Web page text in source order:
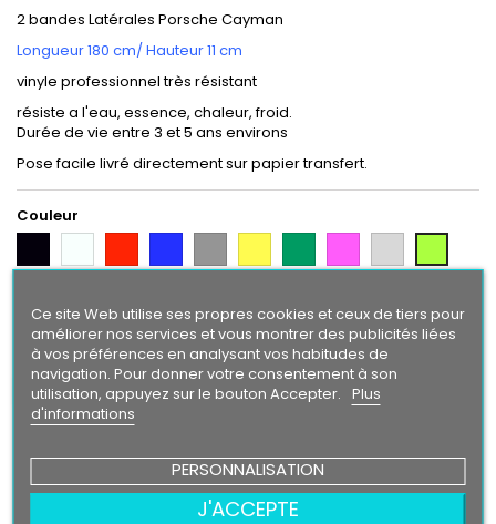
2 bandes Latérales Porsche Cayman
Longueur 180 cm/ Hauteur 11 cm
vinyle professionnel très résistant
résiste a l'eau, essence, chaleur, froid.
Durée de vie entre 3 et 5 ans environs
Pose facile livré directement sur papier transfert.
Couleur
ArgentCitron
Intense
Finition
Brillant
Mat
59,90 €
 Ajouter au panier
Ce site Web utilise ses propres cookies et ceux de tiers pour
améliorer nos services et vous montrer des publicités liées
à vos préférences en analysant vos habitudes de
navigation. Pour donner votre consentement à son
utilisation, appuyez sur le bouton Accepter. Plus
d'informations
PERSONNALISATION
J'ACCEPTE